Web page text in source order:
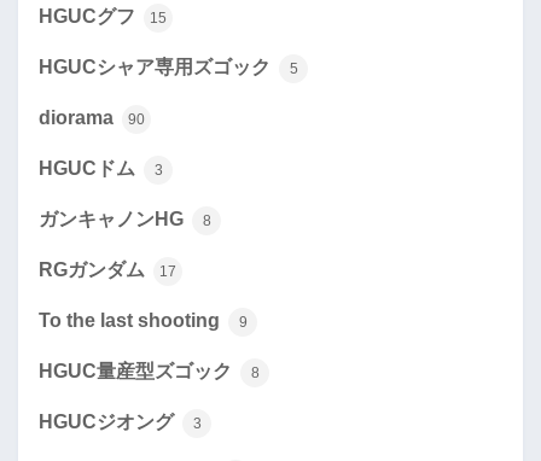
HGUCグフ 15
HGUCシャア専用ズゴック 5
diorama 90
HGUCドム 3
ガンキャノンHG 8
RGガンダム 17
To the last shooting 9
HGUC量産型ズゴック 8
HGUCジオング 3